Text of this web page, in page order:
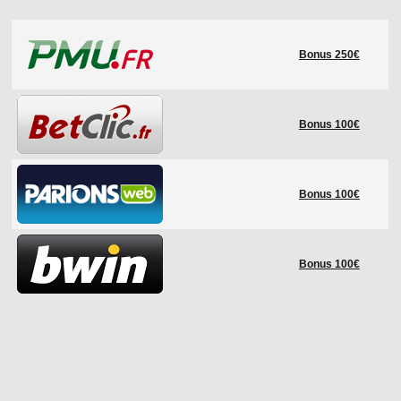
LES STADES
HISTORIQUE
COUPE DES CONFÉDÉRATIONS
Bonus 250€
Bonus 100€
Bonus 100€
Bonus 100€